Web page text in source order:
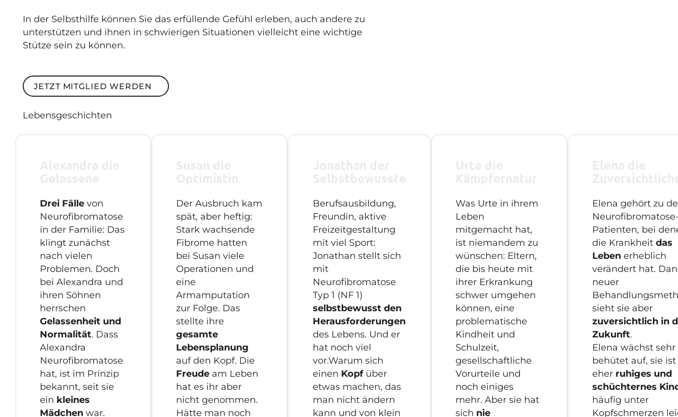
In der Selbsthilfe können Sie das erfüllende Gefühl erleben, auch andere zu
unterstützen und ihnen in schwierigen Situationen vielleicht eine wichtige
Stütze sein zu können.
Jetzt Mitglied werden
JETZT MITGLIED WERDEN
Lebensgeschichten
Drei Fälle von
Neurofibromatose
in der Familie: Das
klingt zunächst
nach vielen
Problemen. Doch
bei Alexandra und
ihren Söhnen
herrschen
Gelassenheit und
Normalität. Dass
Alexandra
Neurofibromatose
hat, ist im Prinzip
bekannt, seit sie
ein kleines
Mädchen war.
Der Ausbruch kam
spät, aber heftig:
Stark wachsende
Fibrome hatten
bei Susan viele
Operationen und
eine
Armamputation
zur Folge. Das
stellte ihre
gesamte
Lebensplanung
auf den Kopf. Die
Freude am Leben
hat es ihr aber
nicht genommen.
Hätte man noch
Berufsausbildung,
Freundin, aktive
Freizeitgestaltung
mit viel Sport:
Jonathan stellt sich
mit
Neurofibromatose
Typ 1 (NF 1)
selbstbewusst den
Herausforderungen
des Lebens. Und er
hat noch viel
vor.Warum sich
einen Kopfüber
etwas machen, das
man nicht ändern
kann und von klein
Was Urte in ihrem
Leben
mitgemacht hat,
ist niemandem zu
wünschen: Eltern,
die bis heute mit
ihrer Erkrankung
schwer umgehen
können, eine
problematische
Kindheit und
Schulzeit,
gesellschaftliche
Vorurteile und
noch einiges
mehr. Aber sie hat
sich nie
Elena gehört zu
Patienten, bei
die Krankheitdas
Leben erheblich
verändert hat.
neuer
sieht sie aber
zuversichtlich in
Zukunft.
Elena wächst sehr
behütet auf, sie
eher ruhiges und
schüchternes
häufig unter
Kopfschmerzen